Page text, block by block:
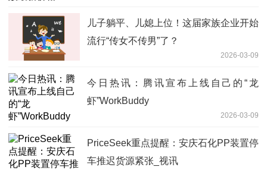
儿子躺平、儿媳上位！这届家族企业开始
流行“传女不传男”了？
2026-03-09
今日热讯：腾讯宣布上线自己的“龙
虾”WorkBuddy
2026-03-09
PriceSeek重点提醒：安庆石化PP装置停
车推迟货源紧张_视讯